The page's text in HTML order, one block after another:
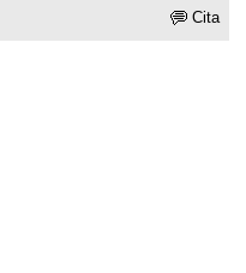
Cita